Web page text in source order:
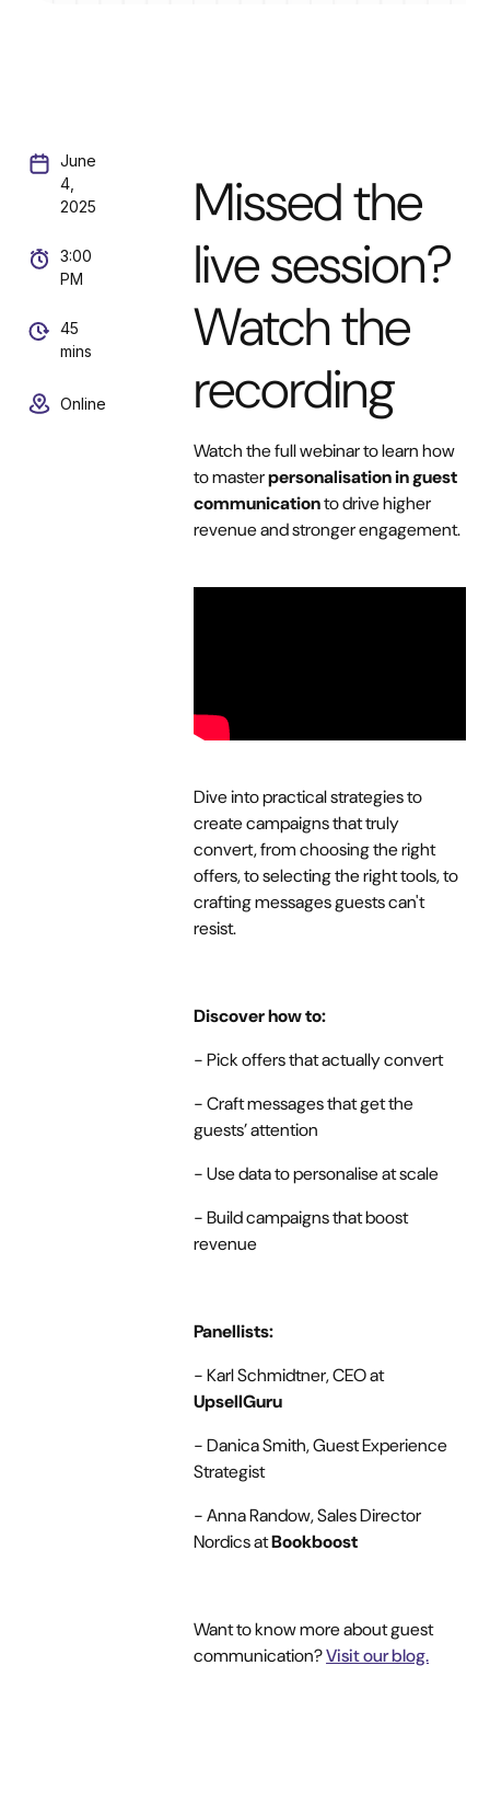
June
4,
2025
3:00
PM
45
mins
Online
Missed the
live session?
Watch the
recording
Watch the full webinar to learn how
to masterpersonalisation in guest
communicationto drive higher
revenue and stronger engagement.
Dive into practical strategies to
create campaigns that truly
convert, from choosing the right
offers, to selecting the right tools, to
crafting messages guests can't
resist.
Discover how to:
- Pick offers that actually convert
- Craft messages that get the
guests’ attention
- Use data to personalise at scale
- Build campaigns that boost
revenue
Panellists:
- Karl Schmidtner, CEO at
UpsellGuru
- Danica Smith, Guest Experience
Strategist
- Anna Randow, Sales Director
Nordics atBookboost
Want to know more about guest
communication?Visit our blog.